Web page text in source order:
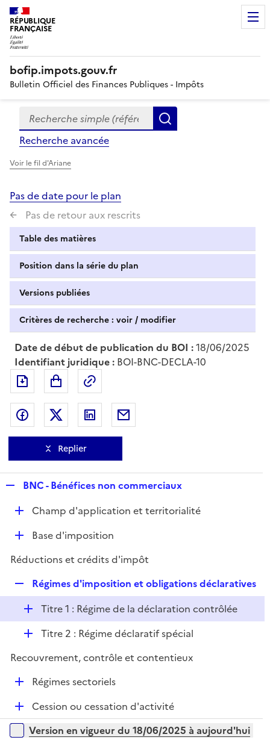
RÉPUBLIQUE
FRANÇAISE
bofip.impots.gouv.fr
Bulletin Officiel des Finances Publiques - Impôts
Formulaire
de
recherche
Recherche simple (références, mots clés, partie du
Recherche avancée
Voir le fil d'Ariane
Pas de date pour le plan
Pas de retour aux rescrits
Table des matières
Position dans la série du plan
Versions publiées
Critères de recherche : voir / modifier
Date de début de publication du BOI :18/06/2025
Identifiant juridique : BOI-BNC-DECLA-10
Exporter le document au format pdf
Partager sur Facebook
Partager sur Twitter
Partager sur LinkedIn
Replier
p
l
i
e
BNC - Bénéfices non commerciaux
D
l
i
r
Champ d'application et territorialité
D
p
i
e
r
Base d'imposition
Réductions et crédits d'impôt
e
p
l
i
e
Régimes d'imposition et obligations déclaratives
D
é
i
e
Titre 1 : Régime de la déclaration contrôlée
D
p
l
e
r
Titre 2 : Régime déclaratif spécial
Recouvrement, contrôle et contentieux
DRégimes sectoriels
D
é
p
Cession ou cessation d'activité
Versions sur la période
Version en vigueur du 18/06/2025 à aujourd'hui